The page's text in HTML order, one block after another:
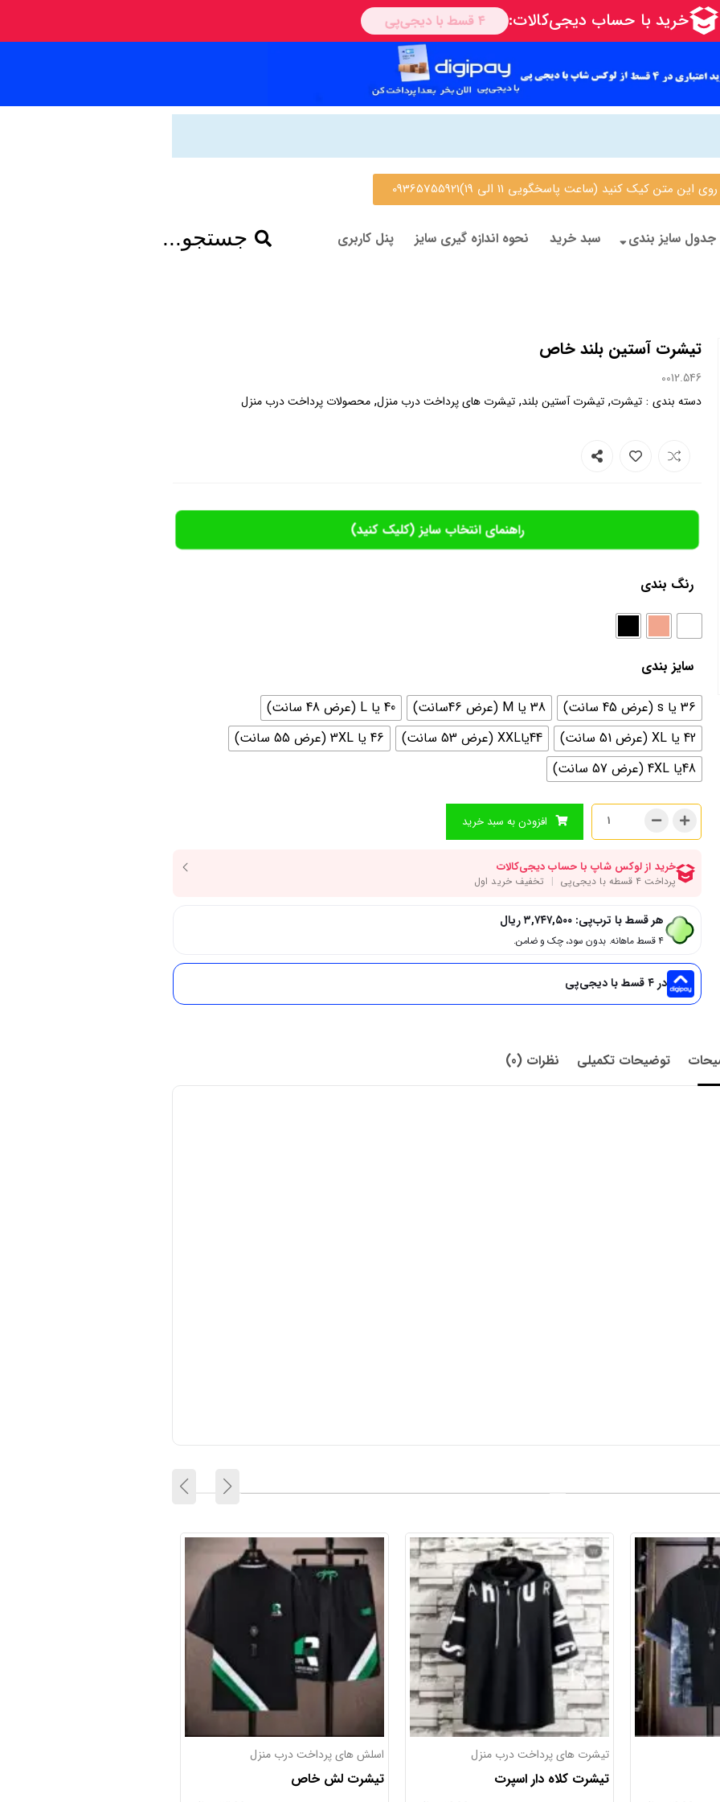
کیک کنید (ساعت پاسخگویی 11 الی 19)09365755921
جدول سایز بندی سبد خرید نحوه اندازه گیری سایز پنل کاربری جستجو...
تیشرت آستین بلند خاص
0012.546
دسته بندی : تیشرت, تیشرت آستین بلند, تیشرت های پرداخت درب منزل, محصولات پرداخت درب منزل
راهنمای انتخاب سایز (کلیک کنید)
رنگ بندی
سایز بندی
36 یا s (عرض 45 سانت) 38 یا M (عرض 46سانت)
40 یا L (عرض 48 سانت)
42 یا XL (عرض 51 سانت)
44یاXXL (عرض 53 سانت)
46 یا 3XL (عرض 55 سانت)
48یا 4XL (عرض 57 سانت)
افزودن به سبد خرید
هر قسط با ترب‌پی: ۳,۷۴۷,۵۰۰ریال
۴ قسط ماهانه. بدون سود، چک و ضامن.
در ۴ قسط با دیجی‌پی
توضیحات تکمیلی نظرات (0)
اسلش های پرداخت درب منزل
تیشرت لش خاص
اسلش های پرداخت درب منزل
تیشرت